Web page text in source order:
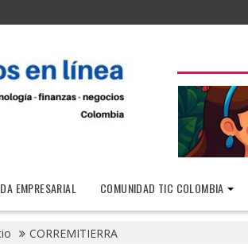
EMPRESARIAL COMUNIDAD TIC COLOMBIA
CORREMITIERRA